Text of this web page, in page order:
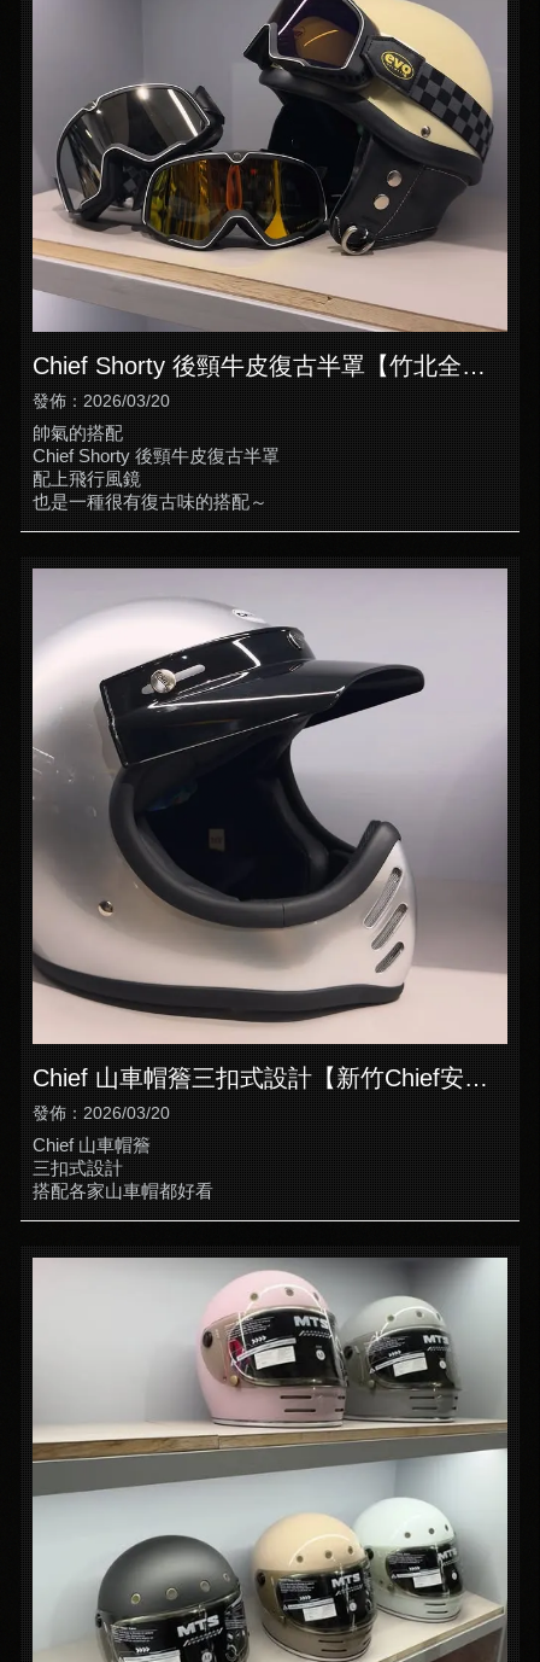
Chief Shorty 後頸牛皮復古半罩【竹北全罩
式安全帽專賣】【新竹Chief安全帽】
發佈：2026/03/20
帥氣的搭配
Chief Shorty 後頸牛皮復古半罩
配上飛行風鏡
也是一種很有復古味的搭配～
Chief 山車帽簷三扣式設計【新竹Chief安全
帽】【竹北全罩式安全帽推薦】
發佈：2026/03/20
Chief 山車帽簷
三扣式設計
搭配各家山車帽都好看